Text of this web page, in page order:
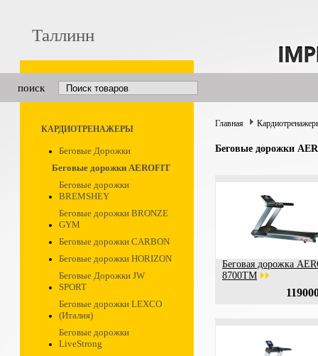
Таллинн
поиск
КАРДИОТРЕНАЖЕРЫ
Беговые Дорожки
Беговые дорожки AEROFIT
Беговые дорожки
BREMSHEY
Беговые дорожки BRONZE
GYM
Беговые дорожки CARBON
Беговые дорожки HORIZON
Беговые Дорожки JW
SPORT
Беговые дорожки LEXCO
(Италия)
Беговые дорожки
LiveStrong
Главная
Беговые дорожки
Беговая дорожка
8700ТM